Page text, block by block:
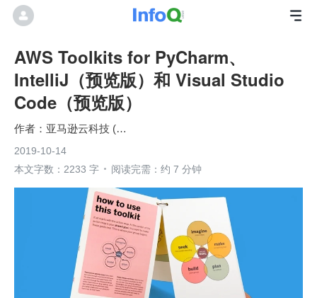
AWS Toolkits for PyCharm、
IntelliJ（预览版）和 Visual Studio
Code（预览版）
亚马逊云科技 (Amazon Web Services）
2019-10-14
本文字数：2233 字
阅读完需：约 7 分钟